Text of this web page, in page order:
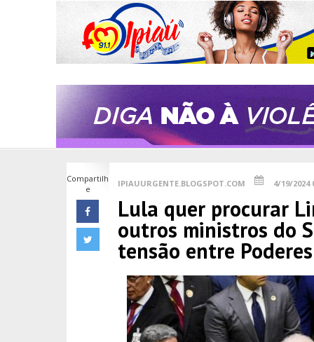
Compartilh
e
IPIAUURGENTE.BLOGSPOT.COM 4/19/2024
Lula quer procurar
outros ministros do
tensão entre Poderes